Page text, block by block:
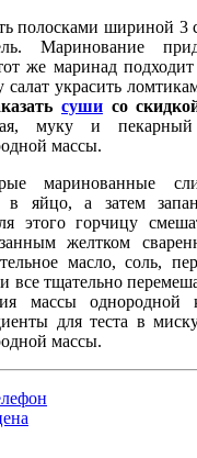
полосками шириной 3
Маринование
же маринад
салат украсить
суши со
муку и
массы.
маринованные
в яйцо, а затем
этого горчицу
желтком
масло, соль,
все тщательно
массы однородной
для теста в
массы.